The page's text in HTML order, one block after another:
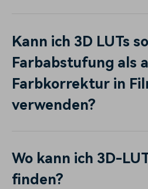
Kann ich 3D LUTs
Farbabstufung als
Farbkorrektur in
verwenden?
Wo kann ich 3D-
finden?